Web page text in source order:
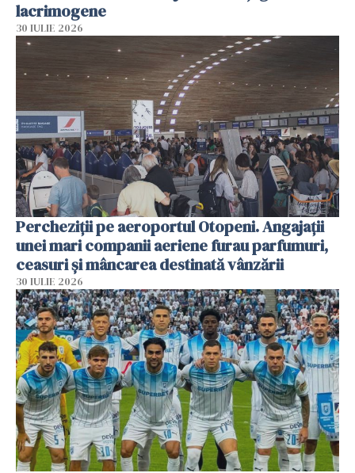
lacrimogene
30 IULIE 2026
Percheziții pe aeroportul Otopeni. Angajații
unei mari companii aeriene furau parfumuri,
ceasuri și mâncarea destinată vânzării
30 IULIE 2026